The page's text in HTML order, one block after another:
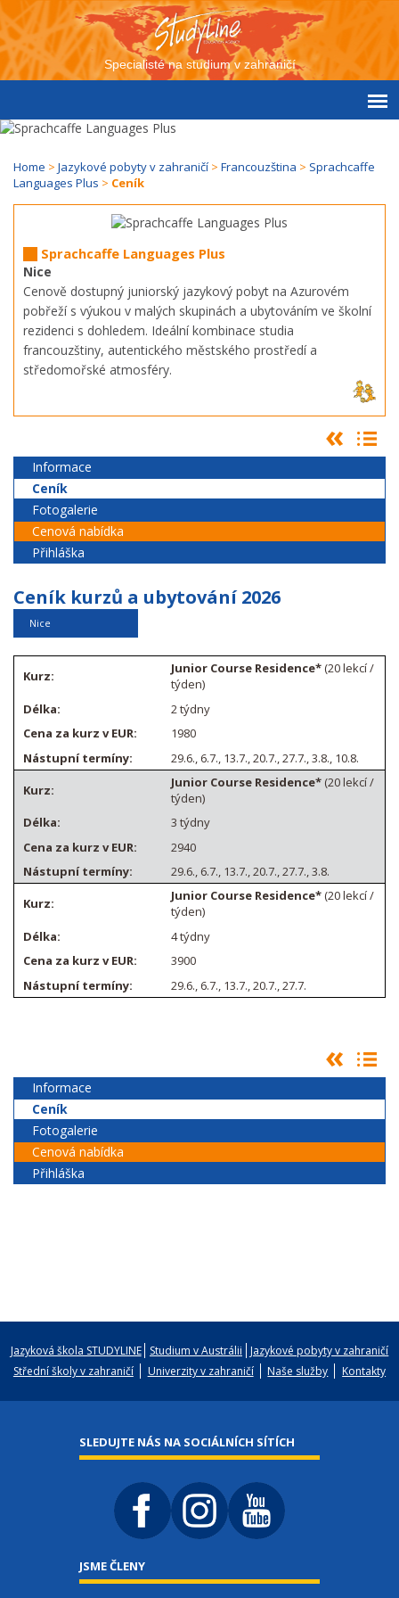
Specialisté na studium v zahraničí
Home > Jazykové pobyty v zahraničí > Francouzština > Sprachcaffe
Languages Plus > Ceník
Sprachcaffe Languages Plus
Nice
Cenově dostupný juniorský jazykový pobyt na Azurovém
pobřeží s výukou v malých skupinách a ubytováním ve školní
rezidenci s dohledem. Ideální kombinace studia
francouzštiny, autentického městského prostředí a
středomořské atmosféry.
Informace
Ceník
Fotogalerie
Cenová nabídka
Přihláška
Ceník kurzů a ubytování 2026
Nice
Junior Course Residence*(20 lekcí /
týden)
2 týdny
1980
29.6., 6.7., 13.7., 20.7., 27.7., 3.8., 10.8.
Junior Course Residence* (20 lekcí /
týden)
3 týdny
2940
29.6., 6.7., 13.7., 20.7., 27.7., 3.8.
Junior Course Residence*(20 lekcí /
týden)
4 týdny
3900
29.6., 6.7., 13.7., 20.7., 27.7.
Informace
Ceník
Fotogalerie
Cenová nabídka
Přihláška
Jazyková škola STUDYLINE Studium v Austrálii
Jazykové pobyty v zahraničí
Střední školy v zahraničí
Univerzity v zahraničí Naše služby Kontakty
SLEDUJTE NÁS NA SOCIÁLNÍCH SÍTÍCH
JSME ČLENY